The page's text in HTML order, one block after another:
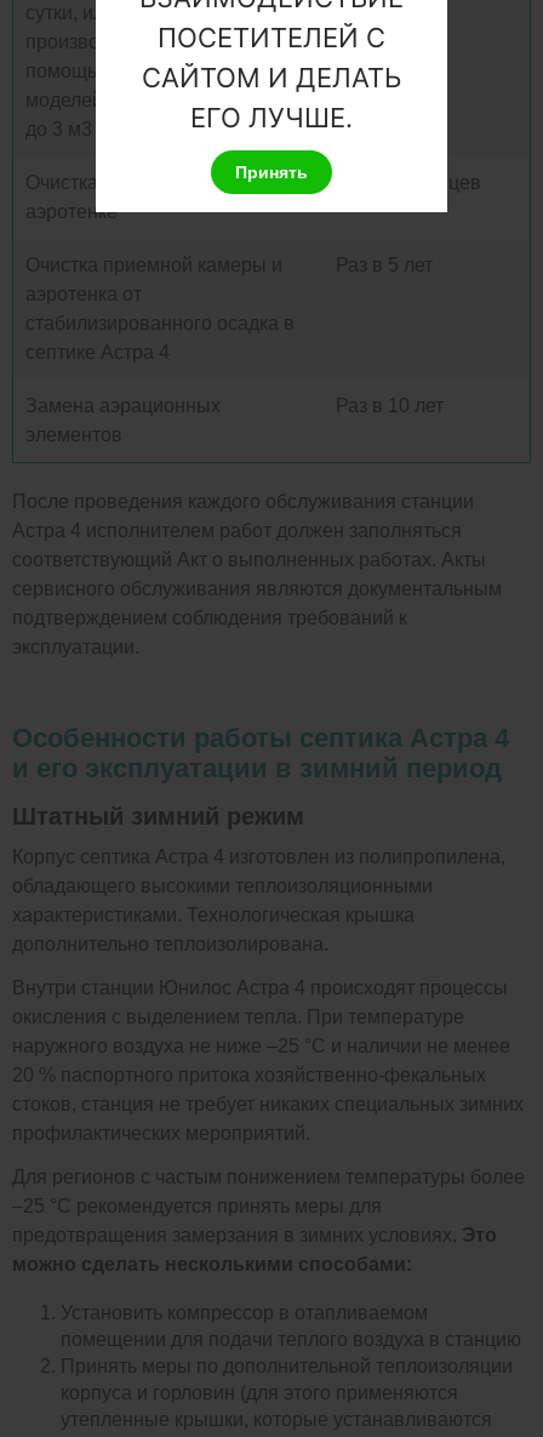
сутки, или если не
производилось удаление ила с
помощью штатного насоса для
моделей производительностью
до 3 м3 /сутки)
Очистка уловителя для волос в
аэротенке
Раз в 6 месяцев
Очистка приемной камеры и
аэротенка от
стабилизированного осадка в
септике Астра 4
Раз в 5 лет
Замена аэрационных
элементов
Раз в 10 лет
После проведения каждого обслуживания станции
Астра 4 исполнителем работ должен заполняться
соответствующий Акт о выполненных работах. Акты
сервисного обслуживания являются документальным
подтверждением соблюдения требований к
эксплуатации.
Особенности работы септика Астра 4
и его эксплуатации в зимний период
Штатный зимний режим
Корпус септика Астра 4 изготовлен из полипропилена,
обладающего высокими теплоизоляционными
характеристиками. Технологическая крышка
дополнительно теплоизолирована.
Внутри станции Юнилос Астра 4 происходят процессы
окисления с выделением тепла. При температуре
наружного воздуха не ниже –25 °C и наличии не менее
20 % паспортного притока хозяйственно-фекальных
стоков, станция не требует никаких специальных зимних
профилактических мероприятий.
Для регионов с частым понижением температуры более
–25 °C рекомендуется принять меры для
предотвращения замерзания в зимних условиях. Это
можно сделать несколькими способами:
Установить компрессор в отапливаемом
помещении для подачи теплого воздуха в станцию
Принять меры по дополнительной теплоизоляции
корпуса и горловин (для этого применяются
утепленные крышки, которые устанавливаются
ПОСЕТИТЕЛЕЙ С
САЙТОМ И ДЕЛАТЬ
ЕГО ЛУЧШЕ.
Принять